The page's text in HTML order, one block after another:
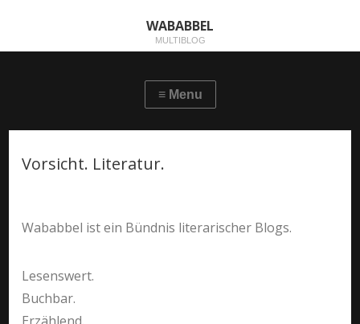
WABABBEL
MULTIBLOG
Vorsicht. Literatur.
Wababbel ist ein Bündnis literarischer Blogs.
Lesenswert.
Buchbar.